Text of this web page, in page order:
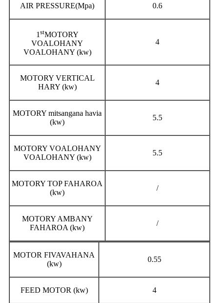
AIR PRESSURE(Mpa) 0.6
1 stMOTORY
VOALOHANY
VOALOHANY (kw)
4
MOTORY VERTICAL
HARY (kw)
4
MOTORY mitsangana havia
(kw)
5.5
MOTORY VOALOHANY
VOALOHANY (kw)
5.5
MOTORY TOP FAHAROA
(kw)
/
MOTORY AMBANY
FAHAROA (kw)
/
MOTOR FIVAVAHANA
(kw)
0.55
FEED MOTOR (kw) 4